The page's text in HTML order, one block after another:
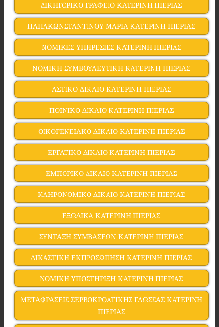
ΔΙΚΗΓΟΡΙΚΟ ΓΡΑΦΕΙΟ ΚΑΤΕΡΙΝΗ ΠΙΕΡΙΑΣ
ΠΑΠΑΚΩΝΣΤΑΝΤΙΝΟΥ ΜΑΡΙΑ ΚΑΤΕΡΙΝΗ ΠΙΕΡΙΑΣ
ΝΟΜΙΚΕΣ ΥΠΗΡΕΣΙΕΣ ΚΑΤΕΡΙΝΗ ΠΙΕΡΙΑΣ
ΝΟΜΙΚΗ ΣΥΜΒΟΥΛΕΥΤΙΚΗ ΚΑΤΕΡΙΝΗ ΠΙΕΡΙΑΣ
ΑΣΤΙΚΟ ΔΙΚΑΙΟ ΚΑΤΕΡΙΝΗ ΠΙΕΡΙΑΣ
ΠΟΙΝΙΚΟ ΔΙΚΑΙΟ ΚΑΤΕΡΙΝΗ ΠΙΕΡΙΑΣ
ΟΙΚΟΓΕΝΕΙΑΚΟ ΔΙΚΑΙΟ ΚΑΤΕΡΙΝΗ ΠΙΕΡΙΑΣ
ΕΡΓΑΤΙΚΟ ΔΙΚΑΙΟ ΚΑΤΕΡΙΝΗ ΠΙΕΡΙΑΣ
ΕΜΠΟΡΙΚΟ ΔΙΚΑΙΟ ΚΑΤΕΡΙΝΗ ΠΙΕΡΙΑΣ
ΚΛΗΡΟΝΟΜΙΚΟ ΔΙΚΑΙΟ ΚΑΤΕΡΙΝΗ ΠΙΕΡΙΑΣ
ΕΞΩΔΙΚΑ ΚΑΤΕΡΙΝΗ ΠΙΕΡΙΑΣ
ΣΥΝΤΑΞΗ ΣΥΜΒΑΣΕΩΝ ΚΑΤΕΡΙΝΗ ΠΙΕΡΙΑΣ
ΔΙΚΑΣΤΙΚΗ ΕΚΠΡΟΣΩΠΗΣΗ ΚΑΤΕΡΙΝΗ ΠΙΕΡΙΑΣ
ΝΟΜΙΚΗ ΥΠΟΣΤΗΡΙΞΗ ΚΑΤΕΡΙΝΗ ΠΙΕΡΙΑΣ
ΜΕΤΑΦΡΑΣΕΙΣ ΣΕΡΒΟΚΡΟΑΤΙΚΗΣ ΓΛΩΣΣΑΣ ΚΑΤΕΡΙΝΗ
ΠΙΕΡΙΑΣ